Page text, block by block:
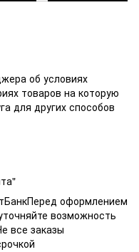
об условиях
товаров на которую
для других способов
оформлением
возможность
все заказы